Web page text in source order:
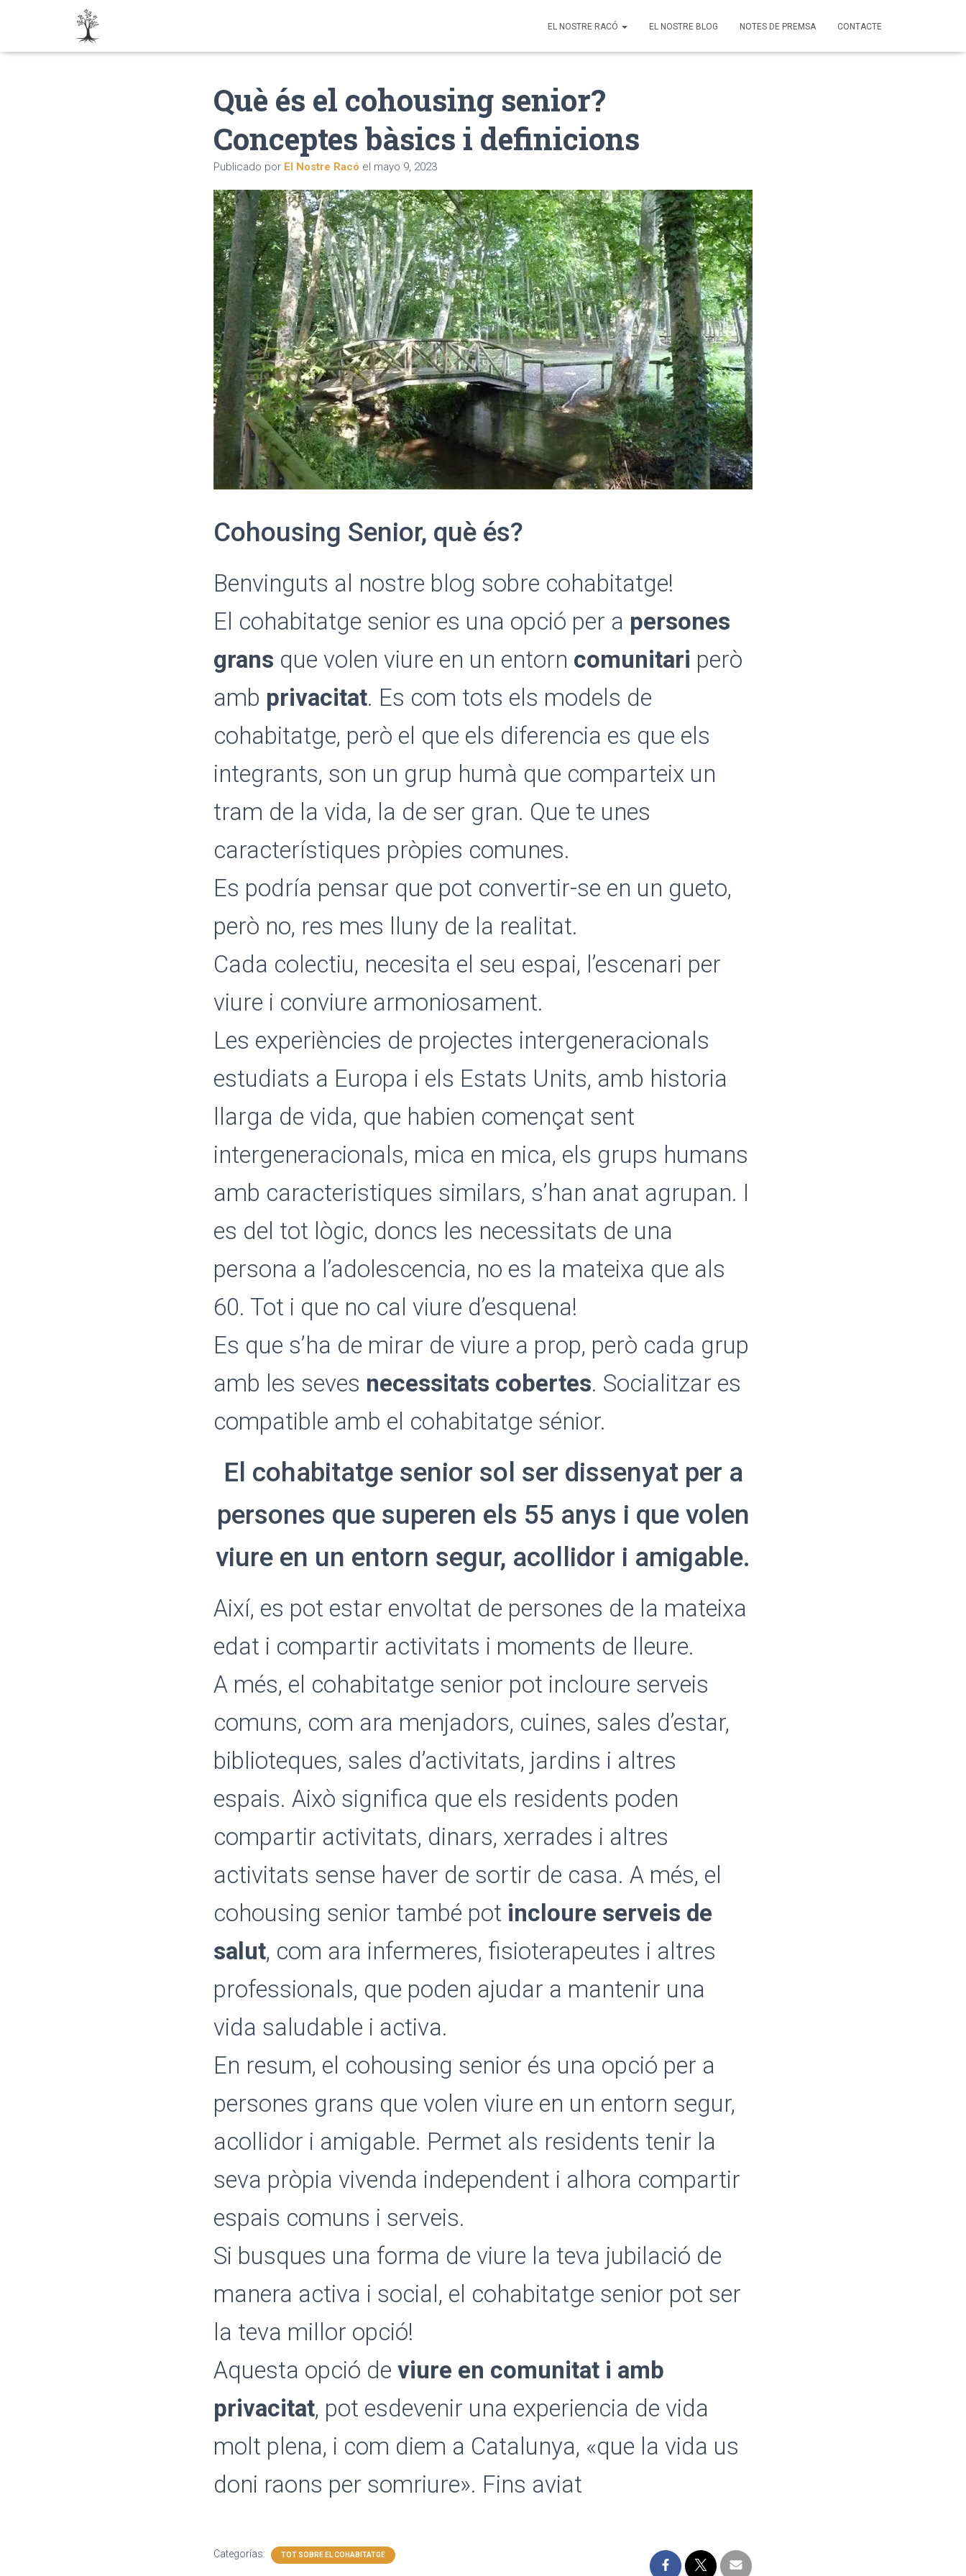
EL NOSTRE RACÓ EL NOSTRE BLOG NOTES DE PREMSA CONTACTE
Què és el cohousing senior?
Conceptes bàsics i definicions
Publicado por El Nostre Racó el mayo 9, 2023
Cohousing Senior, què és?
Benvinguts al nostre blog sobre cohabitatge!
El cohabitatge senior es una opció per a persones
grans que volen viure en un entorn comunitari però
amb privacitat. Es com tots els models de
cohabitatge, però el que els diferencia es que els
integrants, son un grup humà que comparteix un
tram de la vida, la de ser gran. Que te unes
característiques pròpies comunes.
Es podría pensar que pot convertir-se en un gueto,
però no, res mes lluny de la realitat.
Cada colectiu, necesita el seu espai, l’escenari per
viure i conviure armoniosament.
Les experiències de projectes intergeneracionals
estudiats a Europa i els Estats Units, amb historia
llarga de vida, que habien començat sent
intergeneracionals, mica en mica, els grups humans
amb caracteristiques similars, s’han anat agrupan. I
es del tot lògic, doncs les necessitats de una
persona a l’adolescencia, no es la mateixa que als
60. Tot i que no cal viure d’esquena!
Es que s’ha de mirar de viure a prop, però cada grup
amb les seves necessitats cobertes. Socialitzar es
compatible amb el cohabitatge sénior.
El cohabitatge senior sol ser dissenyat per a
persones que superen els 55 anys i que volen
viure en un entorn segur, acollidor i amigable.
Així, es pot estar envoltat de persones de la mateixa
edat i compartir activitats i moments de lleure.
A més, el cohabitatge senior pot incloure serveis
comuns, com ara menjadors, cuines, sales d’estar,
biblioteques, sales d’activitats, jardins i altres
espais. Això significa que els residents poden
compartir activitats, dinars, xerrades i altres
activitats sense haver de sortir de casa. A més, el
cohousing senior també pot incloure serveis de
salut, com ara infermeres, fisioterapeutes i altres
professionals, que poden ajudar a mantenir una
vida saludable i activa.
En resum, el cohousing senior és una opció per a
persones grans que volen viure en un entorn segur,
acollidor i amigable. Permet als residents tenir la
seva pròpia vivenda independent i alhora compartir
espais comuns i serveis.
Si busques una forma de viure la teva jubilació de
manera activa i social, el cohabitatge senior pot ser
la teva millor opció!
Aquesta opció de viure en comunitat i amb
privacitat, pot esdevenir una experiencia de vida
molt plena, i com diem a Catalunya, «que la vida us
doni raons per somriure». Fins aviat
Categorías: TOT SOBRE EL COHABITATGE